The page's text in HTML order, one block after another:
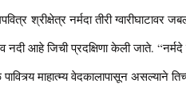
श्रीक्षेत्र नर्मदा तीरी ग्वारीघाटावर
आहे जिची प्रदक्षिणा केली जाते.
माहात्म्य वेदकालापासून असल्याने